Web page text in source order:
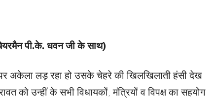
पी.के. धवन जी के साथ)
अकेला लड़ रहा हो उसके चेहरे की खिलखिलाती हंसी देख
को उन्हीं के सभी विधायकों, मंत्रियों व विपक्ष का सहयोग